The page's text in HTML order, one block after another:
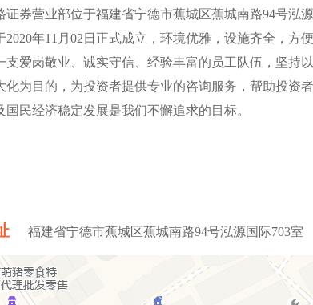
证券营业部位于福建省宁德市蕉城区蕉城南路94号泓
2020年11月02日正式成立，环境优雅，设施齐全，方
支爱岗敬业、诚实守信、经验丰富的员工队伍，坚持
化为目的，为投资者提供专业的咨询服务，帮助投资
国民经济稳定发展是我们不懈追求的目标。
福建省宁德市蕉城区蕉城南路94号泓源国际703室